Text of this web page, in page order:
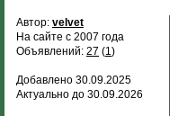
Автор: velvet
На сайте с 2007 года
Объявлений: 27 (1)
Добавлено 30.09.2025
Актуально до 30.09.2026